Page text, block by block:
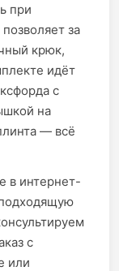
при
за
крюк,
идёт
с
на
— всё
в интернет-
с
или